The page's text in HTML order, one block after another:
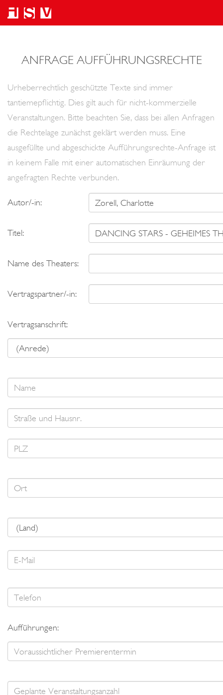
ANFRAGE AUFFÜHRUNGSRECHTE
Urheberrechtlich geschützte Texte sind immer
tantiemepflichtig. Dies gilt auch für nicht-kommerzielle
Veranstaltungen. Bitte beachten Sie, dass bei allen Anfragen
die Rechtelage zunächst geklärt werden muss. Eine
ausgefüllte und abgeschickte Aufführungsrechte-Anfrage ist
in keinem Falle mit einer automatischen Einräumung der
angefragten Rechte verbunden.
Autor/-in:
Titel:
Name des Theaters:
Vertragspartner/-in:
Vertragsanschrift:
Aufführungen: